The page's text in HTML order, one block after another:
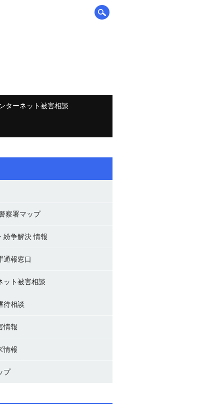
ターネット被害相談
察署マップ
紛争解決 情報
通報窓口
ット被害相談
待相談
情報
情報
プ